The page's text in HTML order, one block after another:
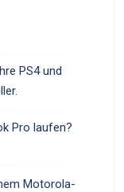
PS4 und
Pro laufen?
Motorola-